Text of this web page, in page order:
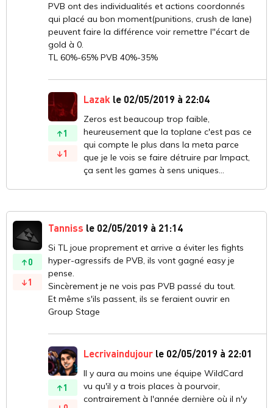
PVB ont des individualités et actions coordonnés
qui placé au bon moment(punitions, crush de lane)
peuvent faire la différence voir remettre l"écart de
gold à 0.
TL 60%-65% PVB 40%-35%
1
1
Lazak le 02/05/2019 à 22:04
Zeros est beaucoup trop faible,
heureusement que la toplane c'est pas ce
qui compte le plus dans la meta parce
que je le vois se faire détruire par Impact,
ça sent les games à sens uniques...
0
1
Tanniss le 02/05/2019 à 21:14
Si TL joue proprement et arrive a éviter les fights
hyper-agressifs de PVB, ils vont gagné easy je
pense.
Sincèrement je ne vois pas PVB passé du tout.
Et même s'ils passent, ils se feraient ouvrir en
Group Stage
1
Lecrivaindujour le 02/05/2019 à 22:01
Il y aura au moins une équipe WildCard
vu qu'il y a trois places à pourvoir,
contrairement à l'année dernière où il n'y